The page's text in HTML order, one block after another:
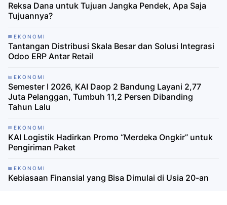
Reksa Dana untuk Tujuan Jangka Pendek, Apa Saja
Tujuannya?
EKONOMI
Tantangan Distribusi Skala Besar dan Solusi Integrasi
Odoo ERP Antar Retail
EKONOMI
Semester I 2026, KAI Daop 2 Bandung Layani 2,77
Juta Pelanggan, Tumbuh 11,2 Persen Dibanding
Tahun Lalu
EKONOMI
KAI Logistik Hadirkan Promo “Merdeka Ongkir” untuk
Pengiriman Paket
EKONOMI
Kebiasaan Finansial yang Bisa Dimulai di Usia 20-an